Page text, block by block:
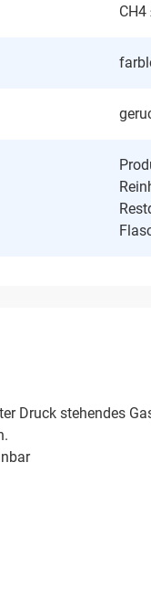
CH4
Druck stehendes